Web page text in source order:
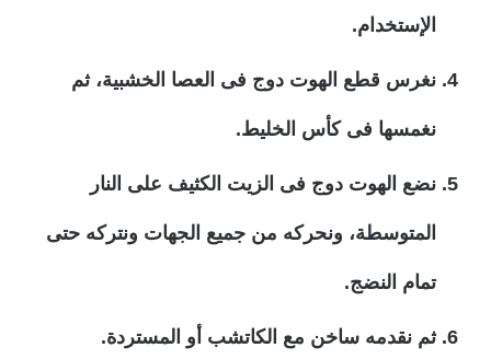
الإستخدام.
نغرس قطع الهوت دوج فى العصا الخشبية، ثم
نغمسها فى كأس الخليط.
نضع الهوت دوج فى الزيت الكثيف على النار
المتوسطة، ونحركه من جميع الجهات ونتركه حتى
تمام النضج.
ثم نقدمه ساخن مع الكاتشب أو المستردة.